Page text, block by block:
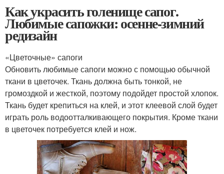
Как украсить голенище сапог.
Любимые сапожки: осенне-зимний
редизайн
«Цветочные» сапоги
Обновить любимые сапоги можно с помощью обычной
ткани в цветочек. Ткань должна быть тонкой, не
громоздкой и жесткой, поэтому подойдет простой хлопок.
Ткань будет крепиться на клей, и этот клеевой слой будет
играть роль водоотталкивающего покрытия. Кроме ткани
в цветочек потребуется клей и нож.